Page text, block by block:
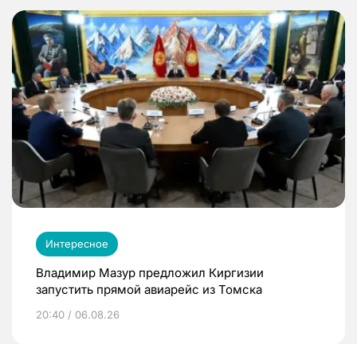
Интересное
Владимир Мазур предложил Киргизии
запустить прямой авиарейс из Томска
20:40 / 06.08.26